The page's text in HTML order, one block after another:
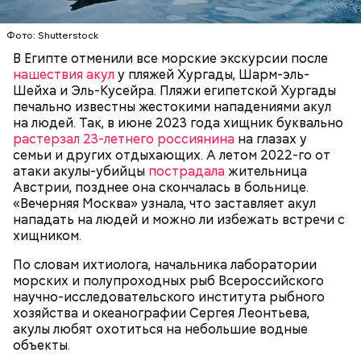
Фото: Shutterstock
В Египте отменили все морские экскурсии после
нашествия акулу пляжей Хургады, Шарм-эль-
Шейха и Эль-Кусейра. Пляжи египетской Хургады
печально известны жестокими нападениями акул
на людей. Так, в июне 2023 года хищник буквально
растерзал 23-летнего россиянина на глазах у
семьи и других отдыхающих. А летом 2022-го от
атаки акулы-убийцы пострадалажительница
Австрии, позднее она скончалась в больнице.
«Вечерняя Москва» узнала, что заставляет акул
нападать на людей и можно ли избежать встречи с
хищником.
По словам ихтиолога, начальника лаборатории
морских и полупроходных рыб Всероссийского
научно-исследовательского института рыбного
хозяйства и океанографии Сергея Леонтьева,
акулы любят охотиться на небольшие водные
объекты.
— Очень много случаев зарегистрировано, когда
акулы атаковали небольшие суда с надувными
пассажиры таких плавательных средств
оказывались жертвами этих хищных рыб, — сказал
собеседник «ВМ».
БЕЗОПАСНОСТЬ СМЕРТЬ РЫБА
Собеседник «Вечерней Москвы» отметил, что еще
несколько лет назад о таких походах даже мечтать
не приходилось, но сегодня это вполне
гидом.
— Ко всем этим рейтингам и часам нужно
относиться скептически, ведь все эти оценки
экспертов, заключения, предположения
ангажированы. Такие заявления кому-то выгодны,
— пояснил эксперт.
Он заметил, что в мире действительно непростая
ситуация с точки зрения ядерного оружия, оружия
массового уничтожения. Проблемы экологии и
сохранения природы тоже стоят остро.